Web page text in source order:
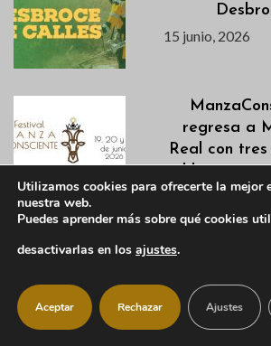
15 junio, 2026
regresa a
Real con
al bienestar
15 junio, 2026
para el
Utilizamos cookies para ofrecerte la mejor
nuestra web.
Puedes aprender más sobre qué cookies
desactivarlas en los ajustes.
Aceptar Rechazar Ajustes